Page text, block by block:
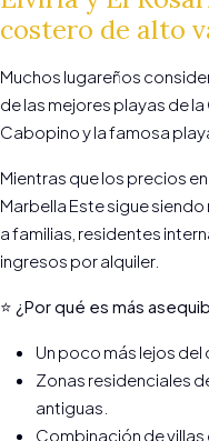
costero de alto
Muchos lugareños
de las mejores playas de
Cabopino y la famosa
Mientras que los precios
Marbella Este sigue
a familias, residentes
ingresos por alquiler.
⭐ ¿Por qué es más
Un poco más lejos
Zonas residenciales
antiguas.
Combinación de